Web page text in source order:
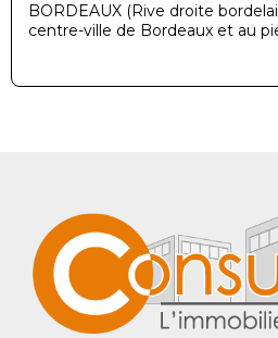
BORDEAUX (Rive droite
centre-ville de Bordeaux et au